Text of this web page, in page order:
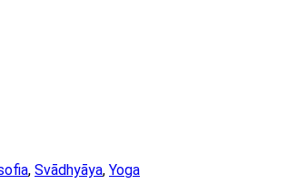
, Svādhyāya, Yoga